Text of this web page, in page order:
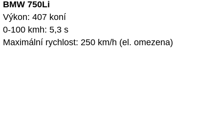
BMW 750Li
Výkon: 407 koní
0-100 kmh: 5,3 s
Maximální rychlost: 250 km/h (el. omezena)